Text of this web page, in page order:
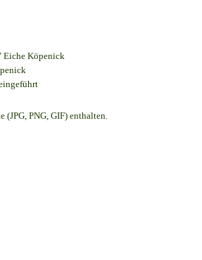
Eiche Köpenick
PNG, GIF) enthalten.